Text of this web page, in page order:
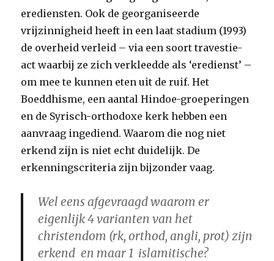
erediensten. Ook de georganiseerde
vrijzinnigheid heeft in een laat stadium (1993)
de overheid verleid – via een soort travestie-
act waarbij ze zich verkleedde als ‘eredienst’ –
om mee te kunnen eten uit de ruif. Het
Boeddhisme, een aantal Hindoe-groeperingen
en de Syrisch-orthodoxe kerk hebben een
aanvraag ingediend. Waarom die nog niet
erkend zijn is niet echt duidelijk. De
erkenningscriteria zijn bijzonder vaag.
Wel eens afgevraagd waarom er
eigenlijk 4 varianten van het
christendom (rk, orthod, angli, prot) zijn
erkend en maar 1 islamitische?